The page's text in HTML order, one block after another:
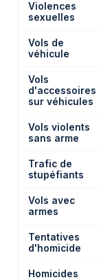
Violences
sexuelles
Vols de
véhicule
Vols
d'accessoires
sur véhicules
Vols violents
sans arme
Trafic de
stupéfiants
Vols avec
armes
Tentatives
d'homicide
Homicides